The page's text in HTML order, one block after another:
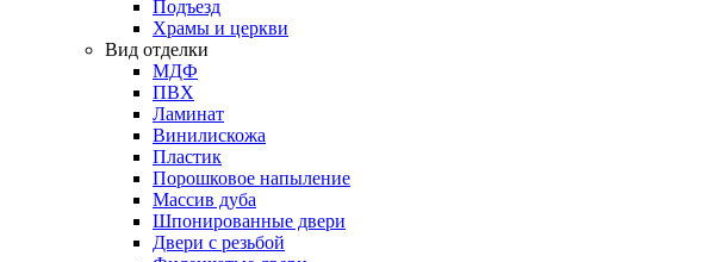
Подъезд
Храмы и церкви
Вид отделки
МДФ
ПВХ
Ламинат
Винилискожа
Пластик
Порошковое напыление
Массив дуба
Шпонированные двери
Двери с резьбой